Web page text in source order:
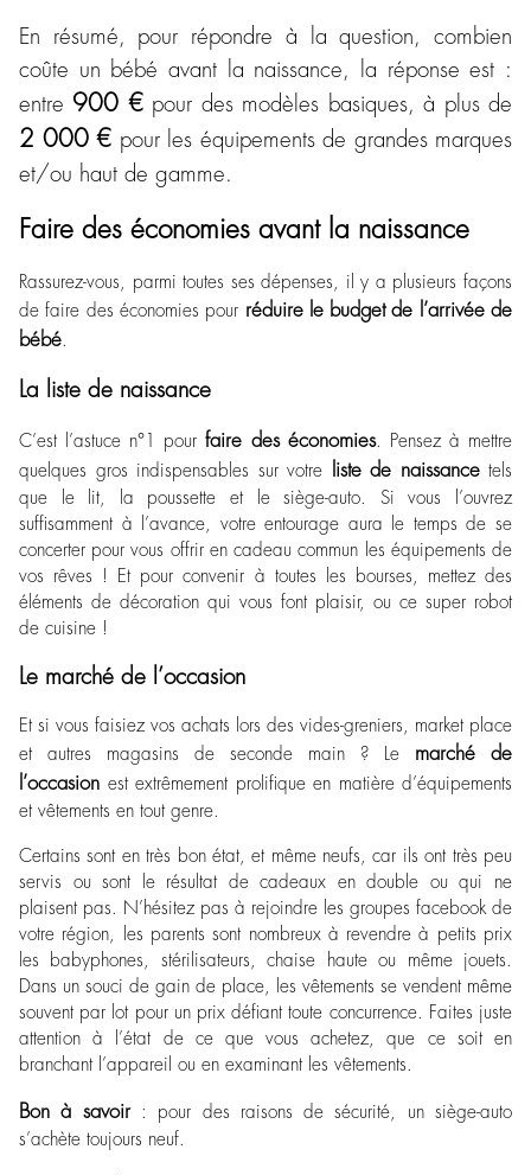
En résumé, pour répondre à la question, combien
coûte un bébé avant la naissance, la réponse est :
entre 900 €pour des modèles basiques, à plus de
2 000 € pour les équipements de grandes marques
et/ou haut de gamme.
Faire des économies avant la naissance
Rassurez-vous, parmi toutes ses dépenses, il y a plusieurs façons
de faire des économies pour réduire le budget de l’arrivée de
bébé.
La liste de naissance
C’est l’astuce n°1 pourfaire des économies. Pensez à mettre
quelques gros indispensables sur votre
liste de naissancetels
que le lit, la poussette et le siège-auto. Si vous l’ouvrez
suffisamment à l’avance, votre entourage aura le temps de se
concerter pour vous offrir en cadeau commun les équipements de
vos rêves ! Et pour convenir à toutes les bourses, mettez des
éléments de décoration qui vous font plaisir, ou ce super robot
de cuisine !
Le marché de l’occasion
Et si vous faisiez vos achats lors des vides-greniers, market place
et autres magasins de seconde main ? Le marché de
l’occasion est extrêmement prolifique en matière d’équipements
et vêtements en tout genre.
Certains sont en très bon état, et même neufs, car ils ont très peu
servis ou sont le résultat de cadeaux en double ou qui ne
plaisent pas. N’hésitez pas à rejoindre les groupes facebook de
votre région, les parents sont nombreux à revendre à petits prix
les babyphones, stérilisateurs, chaise haute ou même jouets.
Dans un souci de gain de place, les vêtements se vendent même
souvent par lot pour un prix défiant toute concurrence. Faites juste
attention à l’état de ce que vous achetez, que ce soit en
branchant l’appareil ou en examinant les vêtements.
Bon à savoir: pour des raisons de sécurité, un siège-auto
s’achète toujours neuf.